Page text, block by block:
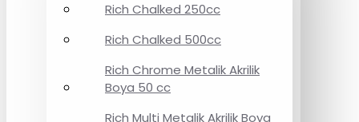
Rich Chalked 250cc
Rich Chalked 500cc
Rich Chrome Metalik Akrilik
Boya 50 cc
Rich Multi Metalik Akrilik Boya